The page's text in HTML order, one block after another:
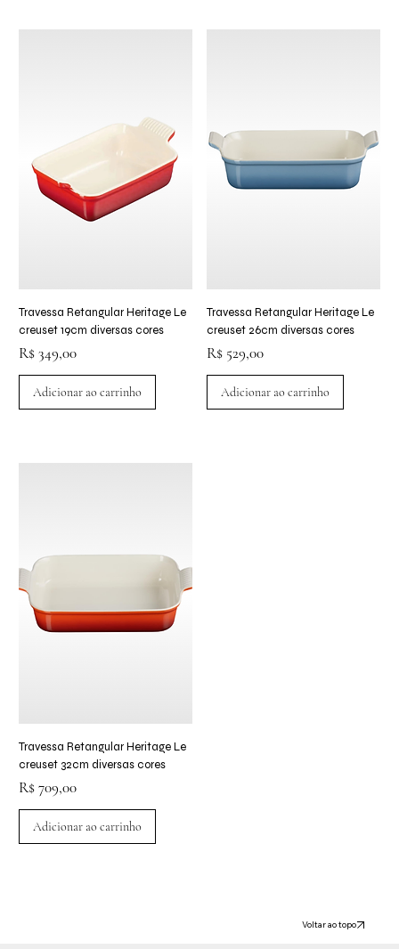
Voltar ao topo
Travessa Retangular Heritage Le
creuset 19cm diversas cores
Preço
R$ 349,00
Adicionar ao carrinho
Travessa Retangular Heritage Le
creuset 26cm diversas cores
Preço
R$ 529,00
Adicionar ao carrinho
Travessa Retangular Heritage Le
creuset 32cm diversas cores
Preço
R$ 709,00
Adicionar ao carrinho